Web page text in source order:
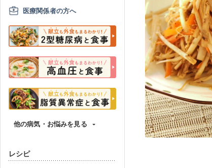
医療関係者の方へ
他の病気・お悩みを見る
レシピ